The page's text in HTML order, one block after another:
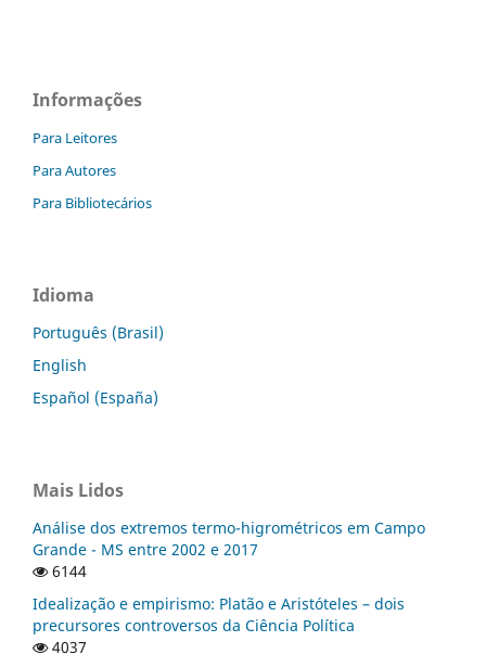
Informações
Para Leitores
Para Autores
Para Bibliotecários
Idioma
Português (Brasil)
English
Español (España)
Mais Lidos
Análise dos extremos termo-higrométricos em Campo
Grande - MS entre 2002 e 2017
6144
Idealização e empirismo: Platão e Aristóteles – dois
precursores controversos da Ciência Política
4037